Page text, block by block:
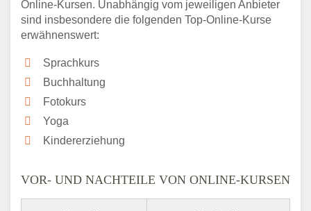
Online-Kursen. Unabhängig vom jeweiligen Anbieter
sind insbesondere die folgenden Top-Online-Kurse
erwähnenswert:
Sprachkurs
Buchhaltung
Fotokurs
Yoga
Kindererziehung
VOR- UND NACHTEILE VON ONLINE-KURSEN